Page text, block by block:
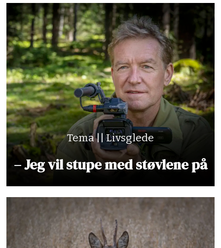
Tema || Livsglede
– Jeg vil stupe med støvlene på